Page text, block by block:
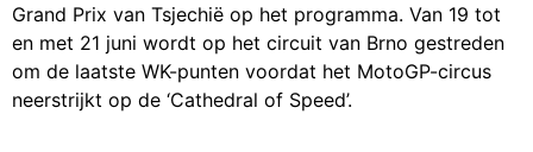
Grand Prix van Tsjechië op het programma. Van 19 tot
en met 21 juni wordt op het circuit van Brno gestreden
om de laatste WK-punten voordat het MotoGP-circus
neerstrijkt op de ‘Cathedral of Speed’.